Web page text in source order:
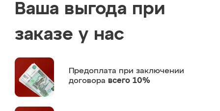
Ваша выгода при
заказе у нас
Предоплата при заключении
договора всего 10%